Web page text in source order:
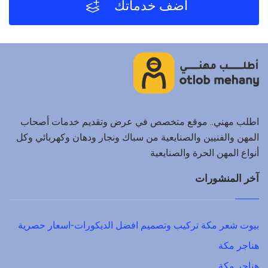
أضف خدماتك
اطلب مهني.. موقع متخصص في عرض وتقديم خدمات أصحاب
المهن والفنيين والصنايعية من سباك ونجار ودهان وكهربائي وكل
أنواع المهن الحرة والصنايعية
آخر المنشورات
بيوت شعر مكة تركيب وتصميم افضل الديكورات-اسعار حصرية
هناجر مكة